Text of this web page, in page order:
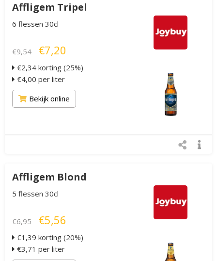
Affligem Tripel
6 flessen 30cl
€9,54 €7,20
€2,34 korting (25%)
€4,00 per liter
Bekijk online
Affligem Blond
5 flessen 30cl
€6,95 €5,56
€1,39 korting (20%)
€3,71 per liter